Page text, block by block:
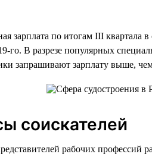
зарплата по итогам III квартала
го. В разрезе популярных
запрашивают зарплату выше, чем
соискателей
рабочих профессий